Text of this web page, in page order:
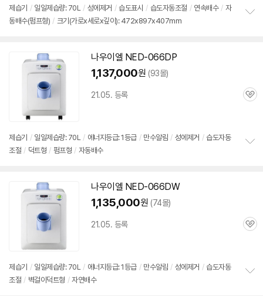
제습기 / 일일제습량: 70L / 성에제거 / 습도표시 / 습도자동조절 / 연속배수 / 자
동배수(펌프형) / 크기(가로x세로x깊이): 472x897x407mm
나우이엘 NED-066DP
1,137,000원 (93몰)
21.05. 등록
관
제습기 / 일일제습량: 70L / 에너지등급: 1등급 / 만수알림 / 성에제거 / 습도자동
조절 / 덕트형 / 펌프형 / 자동배수
나우이엘 NED-066DW
1,135,000원 (74몰)
21.05. 등록
관
제습기 / 일일제습량: 70L / 에너지등급: 1등급 / 만수알림 / 성에제거 / 습도자동
조절 / 벽걸이덕트형 / 자연배수